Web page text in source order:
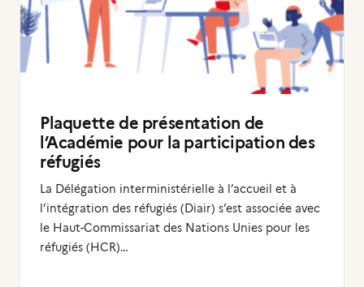
Plaquette de présentation de
l’Académie pour la participation des
réfugiés
La Délégation interministérielle à l’accueil et à
l’intégration des réfugiés (Diair) s’est associée avec
le Haut-Commissariat des Nations Unies pour les
réfugiés (HCR)…